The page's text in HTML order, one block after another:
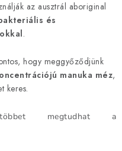
az ausztrál aboriginal
és
.
hogy meggyőződjünk
manuka méz,
keres.
megtudhat a